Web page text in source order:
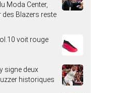
Moda Center,
des Blazers reste
voit rouge
signe deux
historiques